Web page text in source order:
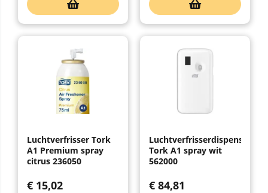
Luchtverfrisser Tork
A1 Premium spray
citrus 236050
€ 15,02
Luchtverfrisserdispenser
Tork A1 spray wit
562000
€ 84,81